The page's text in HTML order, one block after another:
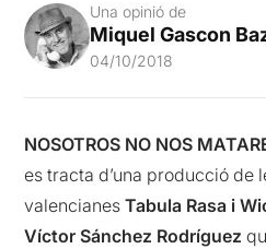
Una opinió de
Miquel Gascon
04/10/2018
NOSOTROS NO NOS
es tracta d’una producció de
valencianesTabula Rasa i
Víctor Sánchez Rodríguez